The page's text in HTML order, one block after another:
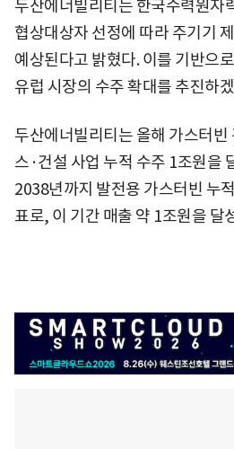
두산에너빌리티는 한국수력원자
협상대상자 선정에 따라 주기기
예상된다고 밝혔다. 이를 기반으
유럽 시장의 수주 확대를 추진하
두산에너빌리티는 올해 가스터빈
스·건설 사업 누적 수주 1조원을
2038년까지 발전용 가스터빈 누
표로, 이 기간 매출 약 1조원을 달